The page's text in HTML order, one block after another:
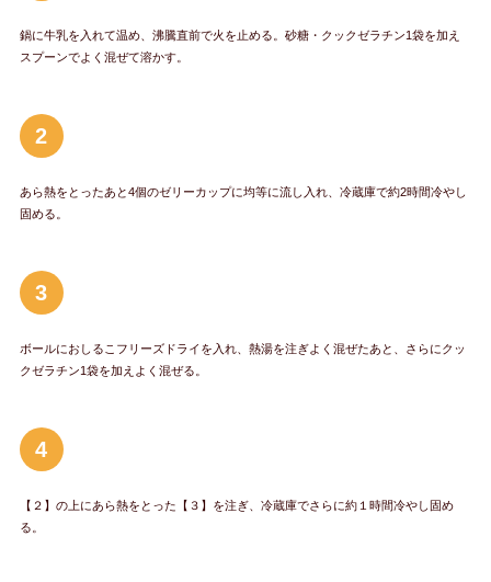
鍋に牛乳を入れて温め、沸騰直前で火を止める。砂糖・クックゼラチン1袋を加え
スプーンでよく混ぜて溶かす。
2
あら熱をとったあと4個のゼリーカップに均等に流し入れ、冷蔵庫で約2時間冷やし
固める。
3
ボールにおしるこフリーズドライを入れ、熱湯を注ぎよく混ぜたあと、さらにクッ
クゼラチン1袋を加えよく混ぜる。
4
【２】の上にあら熱をとった【３】を注ぎ、冷蔵庫でさらに約１時間冷やし固め
る。